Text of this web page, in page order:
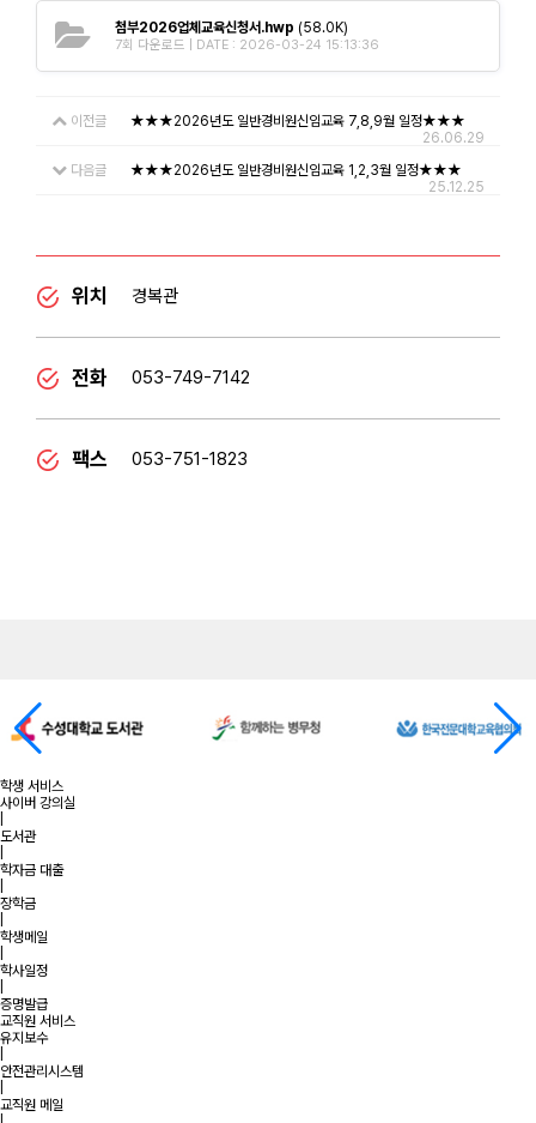
첨부2026업체교육신청서.hwp (58.0K)
7회 다운로드 | DATE : 2026-03-24 15:13:36
이전글
★★★2026년도 일반경비원신임교육 7,8,9월 일정★★★
26.06.29
다음글
★★★2026년도 일반경비원신임교육 1,2,3월 일정★★★
25.12.25
위치 경복관
전화 053-749-7142
팩스 053-751-1823
학생 서비스
사이버 강의실
도서관
학자금 대출
장학금
학생메일
학사일정
증명발급
교직원 서비스
유지보수
안전관리시스템
교직원 메일